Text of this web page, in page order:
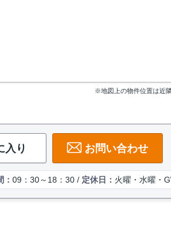
※地図上の物件位置は近
入り お問い合わせ
： 09：30～18：30 / 定休日： 火曜・水曜・